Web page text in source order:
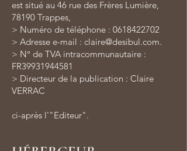
est situé au 46 rue des Frères Lumière,
78190 Trappes,
> Numéro de téléphone : 0618422702
> Adresse e-mail : claire@desibul.com.
> N° de TVA intracommunautaire :
FR39931944581
> Directeur de la publication : Claire
VERRAC
ci-après l'"Editeur".